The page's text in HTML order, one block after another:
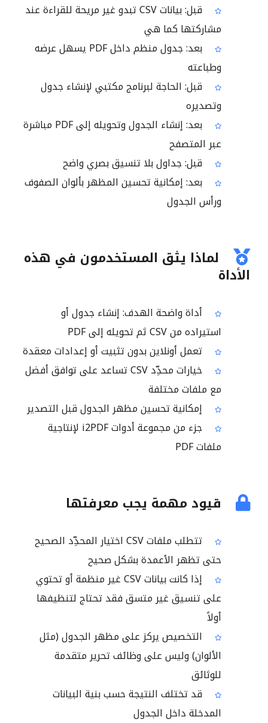
قبل: بيانات CSV تبدو غير مريحة للقراءة عند
مشاركتها كما هي
بعد: جدول منظم داخل PDF يسهل عرضه
وطباعته
قبل: الحاجة لبرنامج مكتبي لإنشاء جدول
وتصديره
بعد: إنشاء الجدول وتحويله إلى PDF مباشرة
عبر المتصفح
قبل: جداول بلا تنسيق بصري واضح
بعد: إمكانية تحسين المظهر بألوان الصفوف
ورأس الجدول
لماذا يثق المستخدمون في هذه
الأداة
أداة واضحة الهدف: إنشاء جدول أو
استيراده من CSV ثم تحويله إلى PDF
تعمل أونلاين بدون تثبيت أو إعدادات معقدة
خيارات محدِّد CSV تساعد على توافق أفضل
مع ملفات مختلفة
إمكانية تحسين مظهر الجدول قبل التصدير
جزء من مجموعة أدوات i2PDF لإنتاجية
ملفات PDF
قيود مهمة يجب معرفتها
تتطلب ملفات CSV اختيار المحدِّد الصحيح
حتى تظهر الأعمدة بشكل صحيح
إذا كانت بيانات CSV غير منظمة أو تحتوي
على تنسيق غير متسق فقد تحتاج لتنظيفها
أولاً
التخصيص يركز على مظهر الجدول (مثل
الألوان) وليس على وظائف تحرير متقدمة
للوثائق
قد تختلف النتيجة حسب بنية البيانات
المدخلة داخل الجدول